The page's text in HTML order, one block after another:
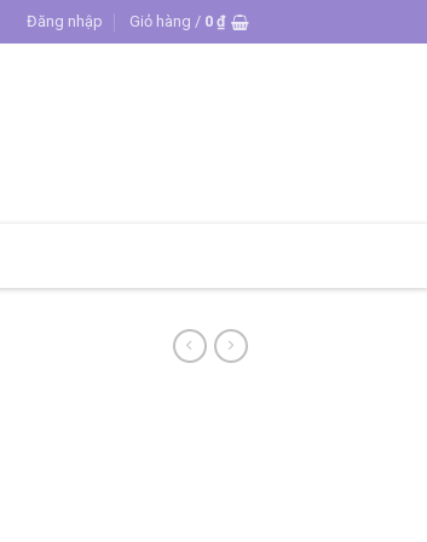
Đăng nhập Giỏ hàng / 0 ₫